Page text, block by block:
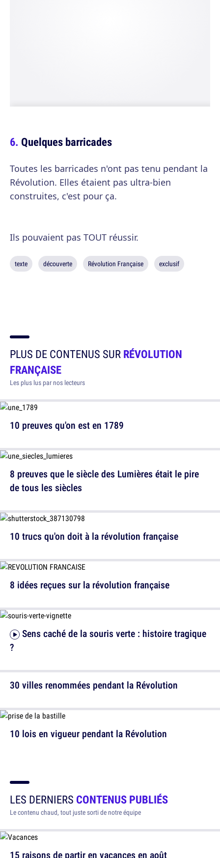
Quelques barricades
Toutes les barricades n'ont pas tenu pendant la
Révolution. Elles étaient pas ultra-bien
construites, c'est pour ça.
Ils pouvaient pas TOUT réussir.
texte découverte Révolution Française exclusif
PLUS DE CONTENUS SURRÉVOLUTION
FRANÇAISE
Les plus lus par nos lecteurs
10 preuves qu'on est en 1789
10 trucs qu'on doit à la révolution française
8 idées reçues sur la révolution française
30 villes renommées pendant la Révolution
8 preuves que le siècle des Lumières était le pire
de tous les siècles
?
10 lois en vigueur pendant la Révolution
LES DERNIERS CONTENUS PUBLIÉS
Le contenu chaud, tout juste sorti de notre équipe
15 raisons de partir en vacances en août